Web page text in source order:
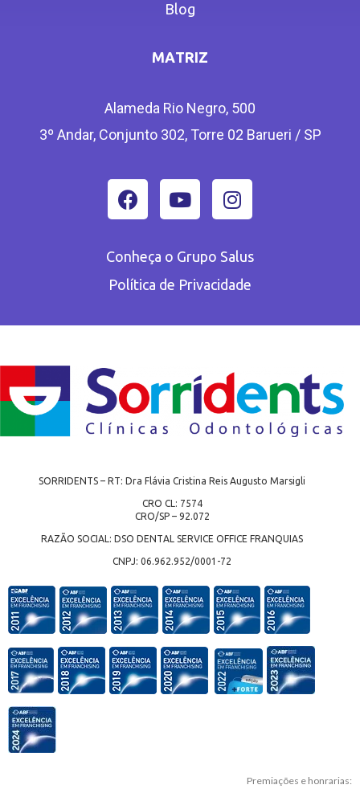
Blog
MATRIZ
Alameda Rio Negro, 500
3º Andar, Conjunto 302, Torre 02 Barueri / SP
Conheça o Grupo Salus
Política de Privacidade
SORRIDENTS – RT: Dra Flávia Cristina Reis Augusto Marsigli
CRO CL: 7574
CRO/SP – 92.072
RAZÃO SOCIAL: DSO DENTAL SERVICE OFFICE FRANQUIAS
CNPJ: 06.962.952/0001-72
Premiações e honrarias: